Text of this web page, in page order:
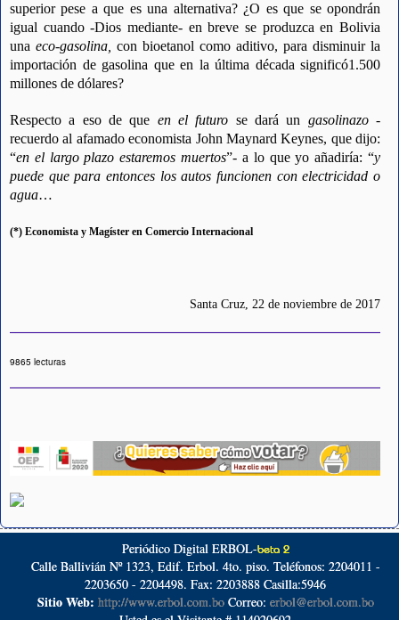
superior pese a que es una alternativa? ¿O es que se opondrán
igual cuando -Dios mediante- en breve se produzca en Bolivia
una eco-gasolina, con bioetanol como aditivo, para disminuir la
importación de gasolina que en la última década significó1.500
millones de dólares?
Respecto a eso de que en el futuro se dará un gasolinazo-
recuerdo al afamado economista John Maynard Keynes, que dijo:
“en el largo plazo estaremos muertos”- a lo que yo añadiría: “y
puede que para entonces los autos funcionen con electricidad o
agua…
(*) Economista y Magíster en Comercio Internacional
Santa Cruz, 22 de noviembre de 2017
9865 lecturas
Periódico Digital ERBOL-beta 2
Calle Ballivián Nº 1323, Edif. Erbol. 4to. piso. Teléfonos: 2204011 -
2203650 - 2204498. Fax: 2203888 Casilla:5946
Sitio Web: http://www.erbol.com.boCorreo: erbol@erbol.com.bo